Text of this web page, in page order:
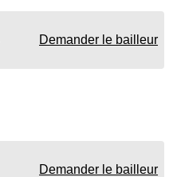
Demander le bailleur
Demander le bailleur